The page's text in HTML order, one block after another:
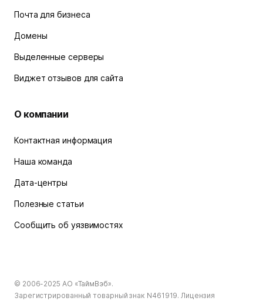
Почта для бизнеса
Домены
Выделенные серверы
Виджет отзывов для сайта
О компании
Контактная информация
Наша команда
Дата-центры
Полезные статьи
Сообщить об уязвимостях
© 2006-2025 АО «ТаймВэб».
Зарегистрированный товарный знак N461919. Лицензия